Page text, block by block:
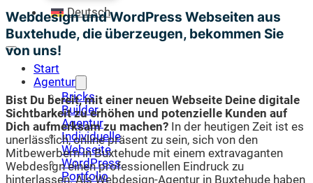
Deutsch
Start
Agentur
Bricks
Builder
Agentur
Individuelle
Webseite
WordPress
Portfolio
Webdesign und WordPress Webseiten aus
Buxtehude, die überzeugen, bekommen Sie
von uns!
Bist Du bereit, mit einer neuen Webseite Deine digitale
Sichtbarkeit zu erhöhen und potenzielle Kunden auf
Dich aufmerksam zu machen? In der heutigen Zeit ist es
unerlässlich, online präsent zu sein, sich von den
Mitbewerbern in Buxtehude mit einem extravaganten
Webdesign einen professionellen Eindruck zu
hinterlassen. Als Webdesign-Agentur in Buxtehude haben